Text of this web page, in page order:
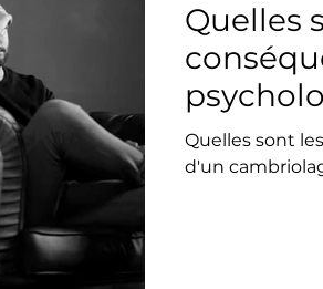
Quelles
Quelles sont
d'un